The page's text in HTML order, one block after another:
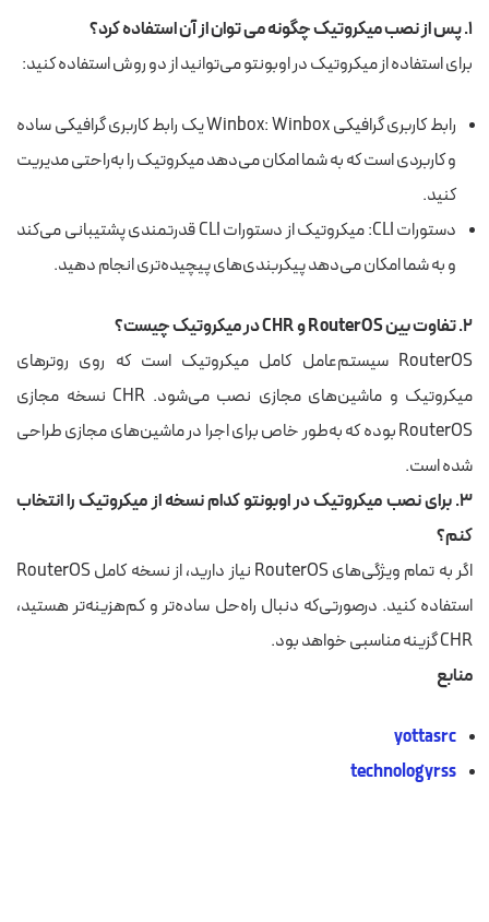
۱. پس از نصب میکروتیک چگونه می توان از آن استفاده کرد؟
برای استفاده از میکروتیک در اوبونتو می‌توانید از دو روش استفاده کنید:
رابط کاربری گرافیکی Winbox: Winbox یک رابط کاربری گرافیکی ساده
و کاربردی است که به شما امکان می‌دهد میکروتیک را به‌راحتی مدیریت
کنید.
دستورات CLI: میکروتیک از دستورات CLI قدرتمندی پشتیبانی می‌کند
‌و به شما امکان می‌دهد پیکربندی‌های پیچیده‌تری انجام دهید.
۲. تفاوت بین RouterOS و CHR در میکروتیک چیست؟
RouterOS سیستم‌عامل کامل میکروتیک است که روی روترهای
میکروتیک و ماشین‌های مجازی نصب می‌شود. CHR نسخه مجازی
RouterOS بوده که به‌طور خاص برای اجرا در ماشین‌های مجازی طراحی
شده است.
۳. برای نصب میکروتیک در اوبونتو کدام نسخه از میکروتیک را انتخاب
کنم؟
اگر به تمام ویژگی‌های RouterOS نیاز دارید، از نسخه کامل RouterOS
استفاده کنید. درصورتی‌که دنبال راه‌حل ساده‌تر و کم‌هزینه‌تر هستید،
CHR گزینه مناسبی خواهد بود.
منابع
yottasrc
technologyrss